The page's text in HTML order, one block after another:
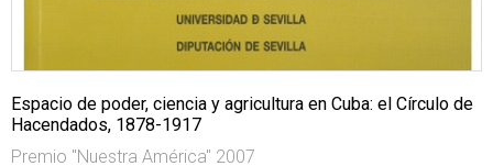
Espacio de poder, ciencia y agricultura en Cuba: el Círculo de
Hacendados, 1878-1917
Premio "Nuestra América" 2007